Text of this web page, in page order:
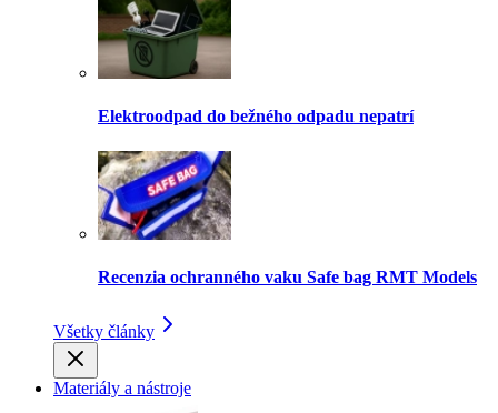
Elektroodpad do bežného odpadu nepatrí
Recenzia ochranného vaku Safe bag RMT Models
Všetky články
Materiály a nástroje